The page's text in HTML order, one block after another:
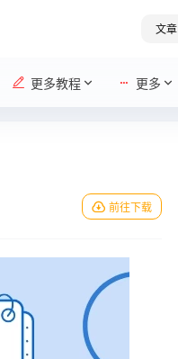
文章
更多教程 更多
前往下载